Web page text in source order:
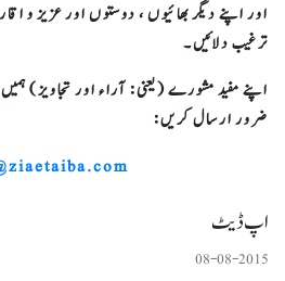
اور اپنے دیگر بھائیوں ، دوستوں اور عزیز و
ترغیب دلائیں۔
اپنے مفید مشورے (یعنی: آراء اور تجاویز)
ضرور ارسال کریں:
اپ ڈیٹ
08-08-2015